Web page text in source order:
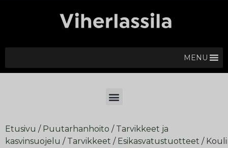
MENU
Etusivu / Puutarhanhoito / Tarvikkeet ja
kasvinsuojelu / Tarvikkeet / Esikasvatustuotteet /